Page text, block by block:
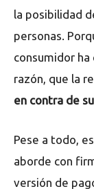
la posibilidad
personas.
consumidor
razón, que la
en contra de
Pese a todo,
aborde con
versión de